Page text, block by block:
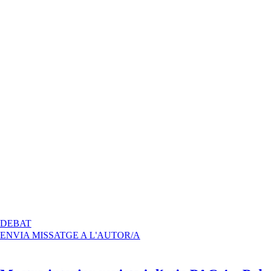
DEBATA
LLIURAMENT
ENVIA MISSATGE A L'AUTOR/A